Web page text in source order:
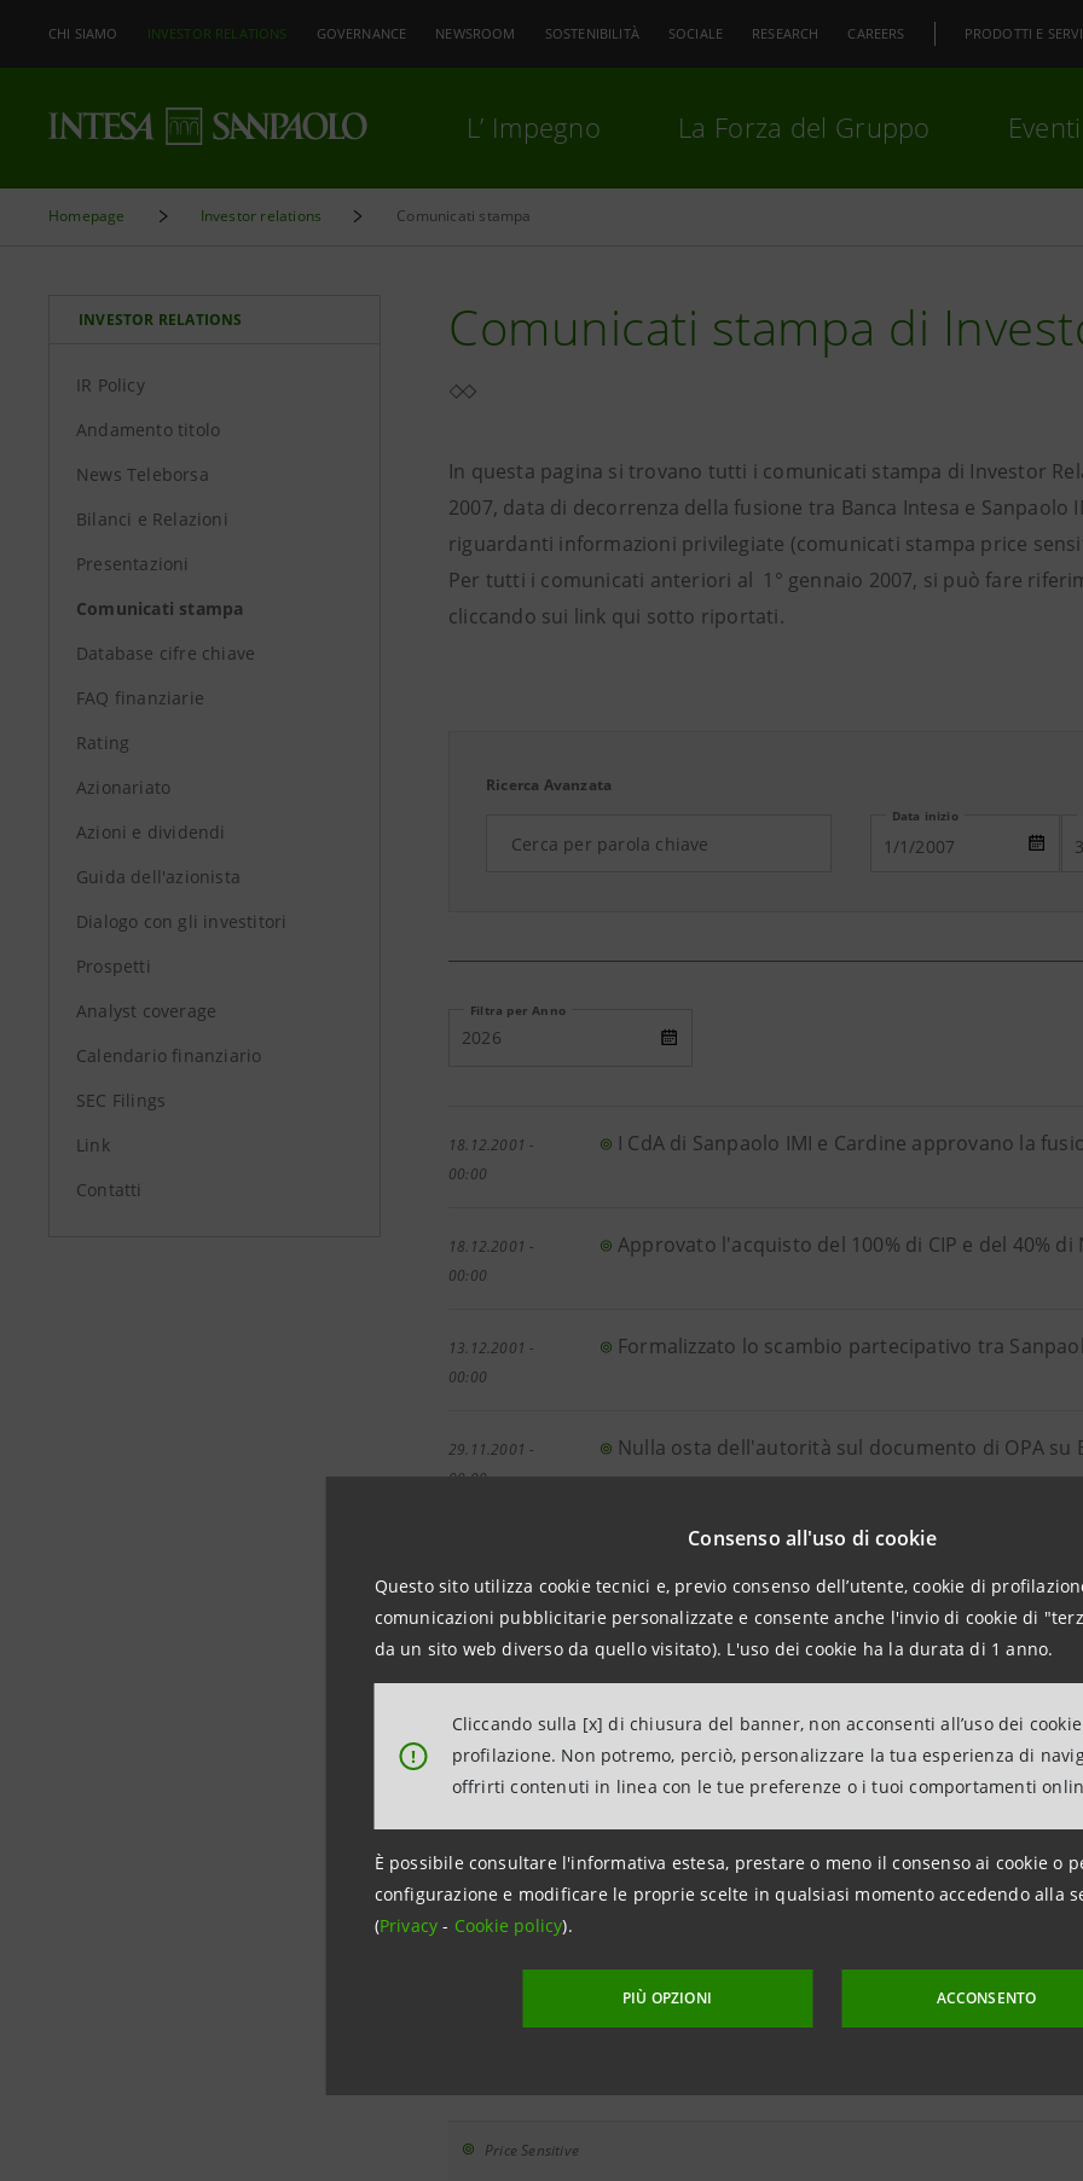
Consenso all'uso di cookie
Questo sito utilizza cookie tecnici e, previo consenso dell’utente, cookie di
comunicazioni pubblicitarie personalizzate e consente anche l'invio di cookie di
da un sito web diverso da quello visitato). L'uso dei cookie ha la durata di 1 anno.
!
Cliccando sulla [x] di chiusura del banner, non acconsenti all’uso dei
profilazione. Non potremo, perciò, personalizzare la tua esperienza di
offrirti contenuti in linea con le tue preferenze o i tuoi comportamenti
È possibile consultare l'informativa estesa, prestare o meno il consenso ai cookie o
configurazione e modificare le proprie scelte in qualsiasi momento accedendo alla
(Privacy- Cookie policy).
PIÙ OPZIONI ACCONSENTO
CHI SIAMO INVESTOR RELATIONS GOVERNANCE NEWSROOM SOSTENIBILITÀ SOCIALE RESEARCH CAREERS PRODOTTI E
L’ Impegno La Forza del Gruppo
Homepage Investor relations Comunicati stampa
INVESTOR RELATIONS
IR Policy
Andamento titolo
News Teleborsa
Bilanci e Relazioni
Presentazioni
Comunicati stampa
Database cifre chiave
FAQ finanziarie
Rating
Azionariato
Azioni e dividendi
Guida dell'azionista
Dialogo con gli investitori
Prospetti
Analyst coverage
Calendario finanziario
SEC Filings
Link
Contatti
Comunicati stampa di
In questa pagina si trovano tutti i comunicati stampa di Investor
2007, data di decorrenza della fusione tra Banca Intesa e
riguardanti informazioni privilegiate (comunicati stampa price
Per tutti i comunicati anteriori al 1° gennaio 2007, si può fare
cliccando sui link qui sotto riportati.
Ricerca Avanzata
Data inizio
Filtra per Anno
2026
18.12.2001 -
00:00
I CdA di Sanpaolo IMI e Cardine approvano la
18.12.2001 -
00:00
Approvato l'acquisto del 100% di CIP e del 40% di
13.12.2001 -
00:00
Formalizzato lo scambio partecipativo tra
29.11.2001 -
00:00
Nulla osta dell'autorità sul documento di OPA su
00:00
Acquisito il 15% di Banka Koper
13.11.2001 -
00:00
Risultati dei primi nove mesi del 2001
07.11.2001 -
00:00
Rumors sull'approvazione dei risultati trimestrali
30.10.2001 -
00:00
Lancio di un'offerta concordata per il controllo di
Price Sensitive